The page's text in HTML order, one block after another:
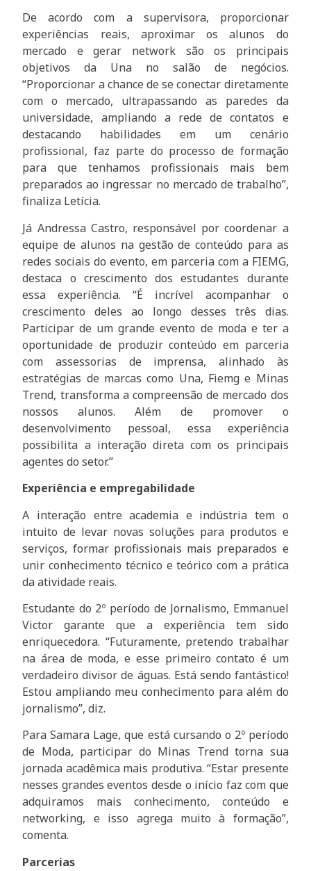
De acordo com a supervisora, proporcionar
experiências reais, aproximar os alunos do
mercado e gerar network são os principais
objetivos da Una no salão de negócios.
“Proporcionar a chance de se conectar diretamente
com o mercado, ultrapassando as paredes da
universidade, ampliando a rede de contatos e
destacando habilidades em um cenário
profissional, faz parte do processo de formação
para que tenhamos profissionais mais bem
preparados ao ingressar no mercado de trabalho”,
finaliza Letícia.
Já Andressa Castro, responsável por coordenar a
equipe de alunos na gestão de conteúdo para as
redes sociais do evento, em parceria com a FIEMG,
destaca o crescimento dos estudantes durante
essa experiência. “É incrível acompanhar o
crescimento deles ao longo desses três dias.
Participar de um grande evento de moda e ter a
oportunidade de produzir conteúdo em parceria
com assessorias de imprensa, alinhado às
estratégias de marcas como Una, Fiemg e Minas
Trend, transforma a compreensão de mercado dos
nossos alunos. Além de promover o
desenvolvimento pessoal, essa experiência
possibilita a interação direta com os principais
agentes do setor.”
Experiência e empregabilidade
A interação entre academia e indústria tem o
intuito de levar novas soluções para produtos e
serviços, formar profissionais mais preparados e
unir conhecimento técnico e teórico com a prática
da atividade reais.
Estudante do 2º período de Jornalismo, Emmanuel
Victor garante que a experiência tem sido
enriquecedora. “Futuramente, pretendo trabalhar
na área de moda, e esse primeiro contato é um
verdadeiro divisor de águas. Está sendo fantástico!
Estou ampliando meu conhecimento para além do
jornalismo”, diz.
Para Samara Lage, que está cursando o 2º período
de Moda, participar do Minas Trend torna sua
jornada acadêmica mais produtiva. “Estar presente
nesses grandes eventos desde o início faz com que
adquiramos mais conhecimento, conteúdo e
networking, e isso agrega muito à formação”,
comenta.
Parcerias